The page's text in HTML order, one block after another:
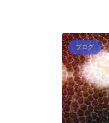
ブログ